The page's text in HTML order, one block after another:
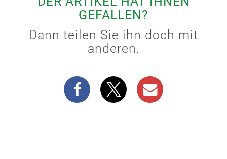
GEFALLEN?
Dann teilen Sie ihn doch mit
anderen.